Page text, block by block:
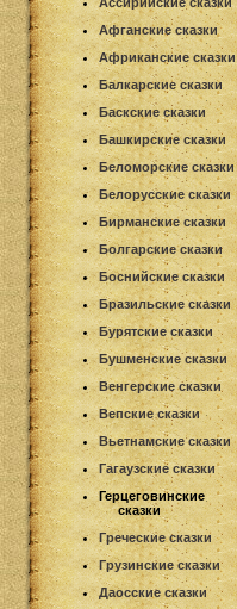
Афганские сказки
Африканские сказки
Балкарские сказки
Баскские сказки
Башкирские сказки
Беломорские сказки
Белорусские сказки
Бирманские сказки
Болгарские сказки
Боснийские сказки
Бразильские сказки
Бурятские сказки
Бушменские сказки
Венгерские сказки
Вепские сказки
Вьетнамские сказки
Гагаузские сказки
Герцеговинские
сказки
Греческие сказки
Грузинские сказки
Даосские сказки